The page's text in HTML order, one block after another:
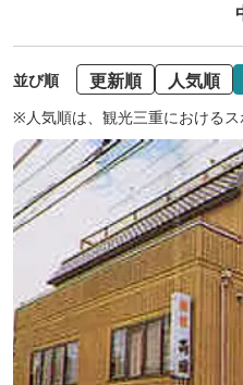
並び順 更新順 人気順
※人気順は、観光三重における